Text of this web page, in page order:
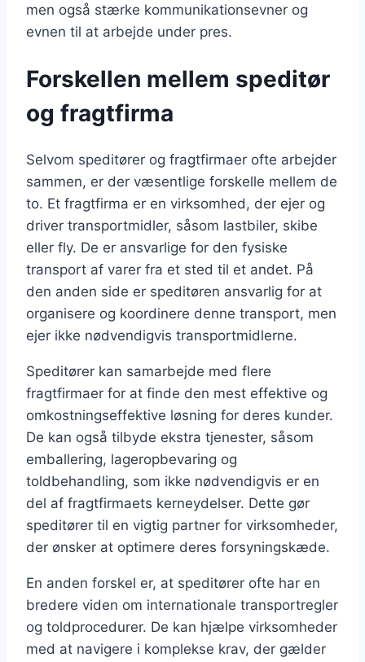
men også stærke kommunikationsevner og
evnen til at arbejde under pres.
Forskellen mellem speditør
og fragtfirma
Selvom speditører og fragtfirmaer ofte arbejder
sammen, er der væsentlige forskelle mellem de
to. Et fragtfirma er en virksomhed, der ejer og
driver transportmidler, såsom lastbiler, skibe
eller fly. De er ansvarlige for den fysiske
transport af varer fra et sted til et andet. På
den anden side er speditøren ansvarlig for at
organisere og koordinere denne transport, men
ejer ikke nødvendigvis transportmidlerne.
Speditører kan samarbejde med flere
fragtfirmaer for at finde den mest effektive og
omkostningseffektive løsning for deres kunder.
De kan også tilbyde ekstra tjenester, såsom
emballering, lageropbevaring og
toldbehandling, som ikke nødvendigvis er en
del af fragtfirmaets kerneydelser. Dette gør
speditører til en vigtig partner for virksomheder,
der ønsker at optimere deres forsyningskæde.
En anden forskel er, at speditører ofte har en
bredere viden om internationale transportregler
og toldprocedurer. De kan hjælpe virksomheder
med at navigere i komplekse krav, der gælder